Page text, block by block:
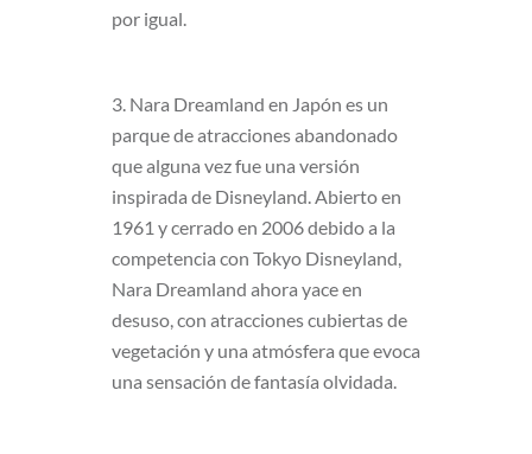
por igual.
3. Nara Dreamland en Japón es un
parque de atracciones abandonado
que alguna vez fue una versión
inspirada de Disneyland. Abierto en
1961 y cerrado en 2006 debido a la
competencia con Tokyo Disneyland,
Nara Dreamland ahora yace en
desuso, con atracciones cubiertas de
vegetación y una atmósfera que evoca
una sensación de fantasía olvidada.